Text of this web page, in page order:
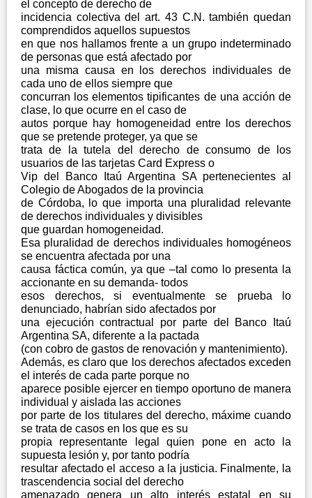
el concepto de derecho de
incidencia colectiva del art. 43 C.N. también quedan
comprendidos aquellos supuestos
en que nos hallamos frente a un grupo indeterminado
de personas que está afectado por
una misma causa en los derechos individuales de
cada uno de ellos siempre que
concurran los elementos tipificantes de una acción de
clase, lo que ocurre en el caso de
autos porque hay homogeneidad entre los derechos
que se pretende proteger, ya que se
trata de la tutela del derecho de consumo de los
usuarios de las tarjetas Card Express o
Vip del Banco Itaú Argentina SA pertenecientes al
Colegio de Abogados de la provincia
de Córdoba, lo que importa una pluralidad relevante
de derechos individuales y divisibles
que guardan homogeneidad.
Esa pluralidad de derechos individuales homogéneos
se encuentra afectada por una
causa fáctica común, ya que –tal como lo presenta la
accionante en su demanda- todos
esos derechos, si eventualmente se prueba lo
denunciado, habrían sido afectados por
una ejecución contractual por parte del Banco Itaú
Argentina SA, diferente a la pactada
(con cobro de gastos de renovación y mantenimiento).
Además, es claro que los derechos afectados exceden
el interés de cada parte porque no
aparece posible ejercer en tiempo oportuno de manera
individual y aislada las acciones
por parte de los titulares del derecho, máxime cuando
se trata de casos en los que es su
propia representante legal quien pone en acto la
supuesta lesión y, por tanto podría
resultar afectado el acceso a la justicia. Finalmente, la
trascendencia social del derecho
amenazado genera un alto interés estatal en su